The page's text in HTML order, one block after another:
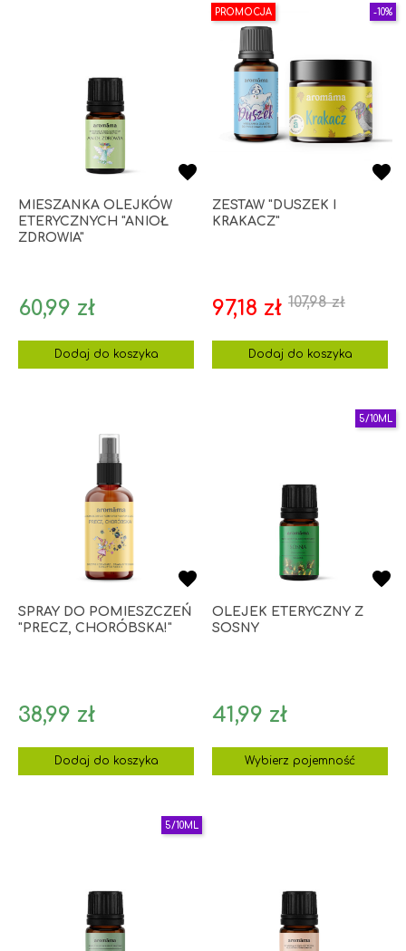
MIESZANKA OLEJKÓW
ETERYCZNYCH "ANIOŁ
ZDROWIA"
Cena
60,99 zł
Dodaj do koszyka
PROMOCJA -10%
ZESTAW "DUSZEK I
KRAKACZ"
Cena
97,18 zł Cena
107,98 zł
Dodaj do koszyka
SPRAY DO POMIESZCZEŃ
"PRECZ, CHORÓBSKA!"
Cena
38,99 zł
Dodaj do koszyka
5/10ML
OLEJEK ETERYCZNY Z
SOSNY
Cena
41,99 zł
Wybierz pojemność
5/10ML